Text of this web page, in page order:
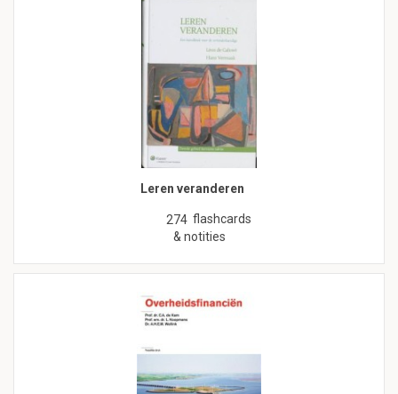
Leren veranderen
274 flashcards
& notities